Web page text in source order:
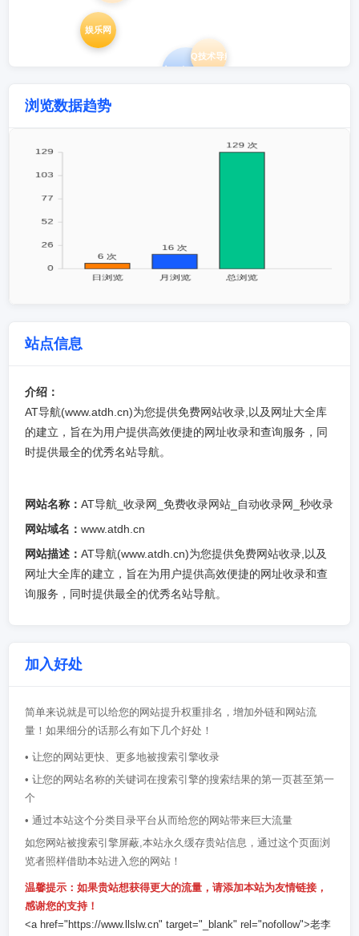
QQ技术导航
娱乐网
浏览数据趋势
站点信息
介绍：
AT导航(www.atdh.cn)为您提供免费网站收录,以及网址大全库
的建立，旨在为用户提供高效便捷的网址收录和查询服务，同
时提供最全的优秀名站导航。
网站名称： AT导航_收录网_免费收录网站_自动收录网_秒收录
网站域名： www.atdh.cn
网站描述： AT导航(www.atdh.cn)为您提供免费网站收录,以及
网址大全库的建立，旨在为用户提供高效便捷的网址收录和查
询服务，同时提供最全的优秀名站导航。
加入好处
简单来说就是可以给您的网站提升权重排名，增加外链和网站流
量！如果细分的话那么有如下几个好处！
• 让您的网站更快、更多地被搜索引擎收录
• 让您的网站名称的关键词在搜索引擎的搜索结果的第一页甚至第一
个
• 通过本站这个分类目录平台从而给您的网站带来巨大流量
如您网站被搜索引擎屏蔽,本站永久缓存贵站信息，通过这个页面浏
览者照样借助本站进入您的网站！
温馨提示：如果贵站想获得更大的流量，请添加本站为友情链接，
感谢您的支持！
<a href="https://www.llslw.cn" target="_blank" rel="nofollow">老李